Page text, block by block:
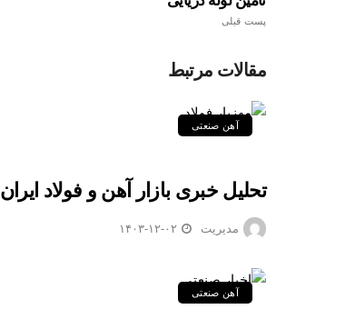
پست قبلی
مقالات مرتبط
آهن صنعتی
تحلیل خبری بازار آهن و فولاد ایران
مدیریت ۱۴۰۳-۱۲-۰۲
آهن صنعتی